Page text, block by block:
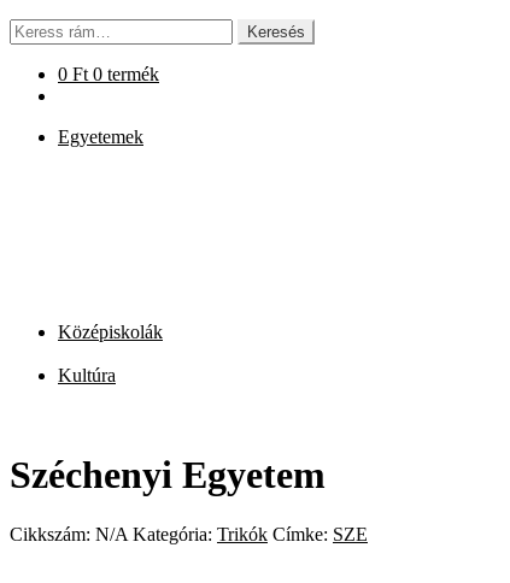
Keresés
a
következőre:
Keresés
0 Ft 0 termék
Egyetemek
Középiskolák
Kultúra
Széchenyi Egyetem
Cikkszám: N/A Kategória: Trikók Címke: SZE